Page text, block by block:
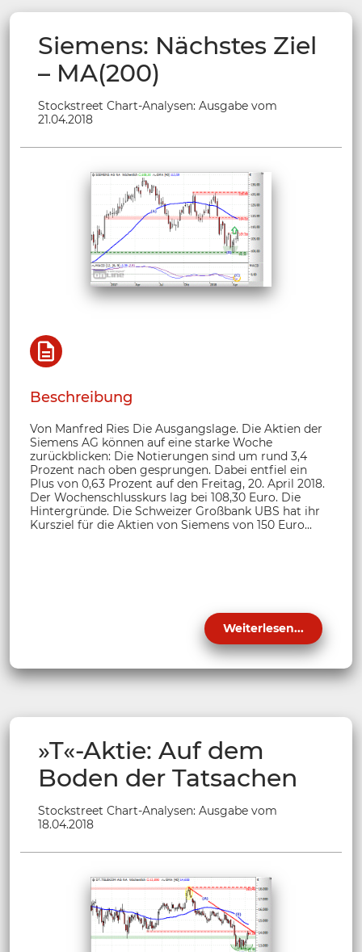
Siemens: Nächstes Ziel
– MA(200)
Stockstreet Chart-Analysen: Ausgabe vom
21.04.2018
Beschreibung
Von Manfred Ries Die Ausgangslage. Die Aktien der
Siemens AG können auf eine starke Woche
zurückblicken: Die Notierungen sind um rund 3,4
Prozent nach oben gesprungen. Dabei entfiel ein
Plus von 0,63 Prozent auf den Freitag, 20. April 2018.
Der Wochenschlusskurs lag bei 108,30 Euro. Die
Hintergründe. Die Schweizer Großbank UBS hat ihr
Kursziel für die Aktien von Siemens von 150 Euro...
Weiterlesen...
»T«-Aktie: Auf dem
Boden der Tatsachen
Stockstreet Chart-Analysen: Ausgabe vom
18.04.2018